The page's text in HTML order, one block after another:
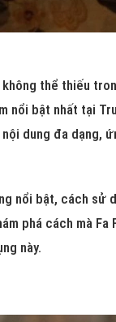
thể thiếu
nổi bật nhất tại
dung đa dạng,
nổi bật, cách sử
phá cách mà Fa
này.